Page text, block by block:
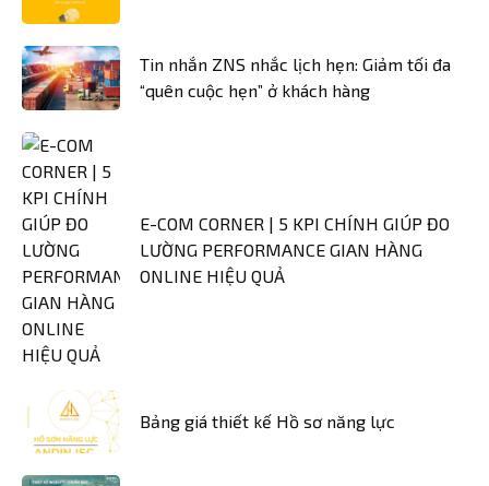
Tin nhắn ZNS nhắc lịch hẹn: Giảm tối đa
“quên cuộc hẹn” ở khách hàng
E-COM CORNER | 5 KPI CHÍNH GIÚP ĐO
LƯỜNG PERFORMANCE GIAN HÀNG
ONLINE HIỆU QUẢ
Bảng giá thiết kế Hồ sơ năng lực